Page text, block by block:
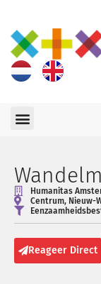
Humanitas
Centrum, Nieuw-
Reageer Direct